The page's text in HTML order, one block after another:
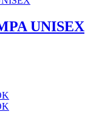
UNISEX